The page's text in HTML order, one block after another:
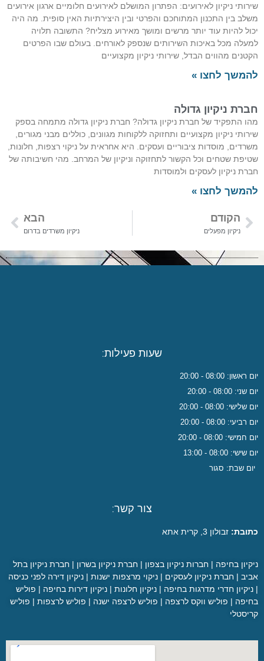
שירותי ניקיון לאירועים: הפתרון המושלם לאירועים חלומיים ארגון אירועים
משלב בין התכנון המתוחכם והפרטי ובין היצירתיות האין סופית. מה היה
יכול להיות עוד יותר מרשים ומושך מאירוע מצליח? התשובה תלויה
למעלה מכל באיכות השירותים שנספק לאורחים. בעולם שבו הפרטים
הקטנים מהווים הבדל, שירותי ניקיון מקצועיים
להמשך לחצו »
חברת ניקיון גדולה
מהו התפקיד של חברת ניקיון גדולה? חברת ניקיון גדולה מתמחה בספק
שירותי ניקיון מקצועיים ותחזוקה ללקוחות מגוונים, כוללים מבני מגורים,
משרדים, מוסדות ציבוריים ועסקים. היא אחראית על ניקוי רצפות, חלונות,
שטיפת שטחים וכל הקשור לתחזוקה וניקיון של המרחב. מהי חשיבותה של
חברת ניקיון לעסקים ולמוסדות
להמשך לחצו »
הקודם
ניקיון מפעלים
הבא
ניקיון משרדים בדרום
שעות פעילות:
יום ראשון: 08:00 - 20:00
יום שני: 08:00 - 20:00
יום שלישי: 08:00 - 20:00
יום רביעי: 08:00 - 20:00
יום חמישי: 08:00 - 20:00
יום שישי: 08:00 - 13:00
יום שבת: סגור
צור קשר:
כתובת: זבולון 3, קרית אתא
ניקיון בחיפה | חברות ניקיון בצפון | חברת ניקיון בשרון | חברת ניקיון בתל
אביב | חברת ניקיון לעסקים | ניקוי מרצפות ישנות | ניקיון דירה לפני כניסה
| ניקיון חדרי מדרגות בחיפה | ניקיון חלונות | ניקיון דירות בחיפה | פוליש
בחיפה | פוליש ווקס לרצפה | פוליש לרצפה ישנה | פוליש לרצפות | פוליש
קריסטלי